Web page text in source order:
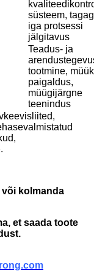
süsteem,
iga protsessi
jälgitavus
Teadus- ja
tootmine,
paigaldus,
müügijärgne
teenindus
või kolmanda
et saada toote